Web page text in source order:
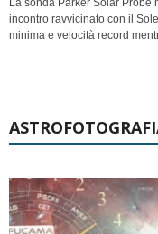
La sonda Parker Solar Probe
incontro ravvicinato con il
minima e velocità record